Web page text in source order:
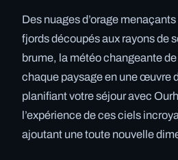
Des nuages d’orage
fjords découpés aux rayons de
brume, la météo changeante
chaque paysage en une œuvre
planifiant votre séjour avec
l’expérience de ces ciels
ajoutant une toute nouvelle